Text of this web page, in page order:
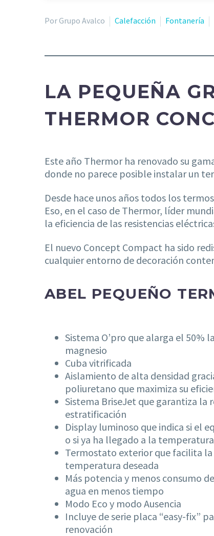
Por Grupo Avalco Calefacción Fontanería
LA PEQUEÑA
THERMOR
Este año Thermor ha renovado su
donde no parece posible instalar un
Desde hace unos años todos los
Eso, en el caso de Thermor, líder
la eficiencia de las resistencias
El nuevo Concept Compact ha sido
cualquier entorno de decoración
ABEL PEQUEÑO
Sistema O’pro que alarga el 50%
magnesio
Cuba vitrificada
Aislamiento de alta densidad
poliuretano que maximiza su
Sistema BriseJet que garantiza la
estratificación
Display luminoso que indica si el
o si ya ha llegado a la
Termostato exterior que facilita
temperatura deseada
Más potencia y menos consumo
agua en menos tiempo
Modo Eco y modo Ausencia
Incluye de serie placa “easy-fix”
renovación